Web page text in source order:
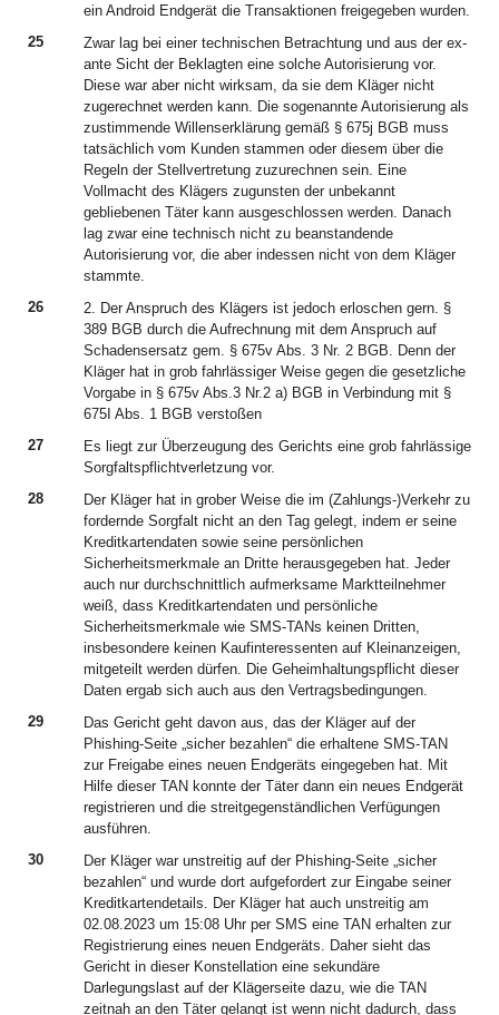
ein Android Endgerät die Transaktionen freigegeben wurden.
25
Zwar lag bei einer technischen Betrachtung und aus der ex-
ante Sicht der Beklagten eine solche Autorisierung vor.
Diese war aber nicht wirksam, da sie dem Kläger nicht
zugerechnet werden kann. Die sogenannte Autorisierung als
zustimmende Willenserklärung gemäß § 675j BGB muss
tatsächlich vom Kunden stammen oder diesem über die
Regeln der Stellvertretung zuzurechnen sein. Eine
Vollmacht des Klägers zugunsten der unbekannt
gebliebenen Täter kann ausgeschlossen werden. Danach
lag zwar eine technisch nicht zu beanstandende
Autorisierung vor, die aber indessen nicht von dem Kläger
stammte.
26
2. Der Anspruch des Klägers ist jedoch erloschen gern. §
389 BGB durch die Aufrechnung mit dem Anspruch auf
Schadensersatz gem. § 675v Abs. 3 Nr. 2 BGB. Denn der
Kläger hat in grob fahrlässiger Weise gegen die gesetzliche
Vorgabe in § 675v Abs.3 Nr.2 a) BGB in Verbindung mit §
675I Abs. 1 BGB verstoßen
27
Es liegt zur Überzeugung des Gerichts eine grob fahrlässige
Sorgfaltspflichtverletzung vor.
28
Der Kläger hat in grober Weise die im (Zahlungs-)Verkehr zu
fordernde Sorgfalt nicht an den Tag gelegt, indem er seine
Kreditkartendaten sowie seine persönlichen
Sicherheitsmerkmale an Dritte herausgegeben hat. Jeder
auch nur durchschnittlich aufmerksame Marktteilnehmer
weiß, dass Kreditkartendaten und persönliche
Sicherheitsmerkmale wie SMS-TANs keinen Dritten,
insbesondere keinen Kaufinteressenten auf Kleinanzeigen,
mitgeteilt werden dürfen. Die Geheimhaltungspflicht dieser
Daten ergab sich auch aus den Vertragsbedingungen.
29
Das Gericht geht davon aus, das der Kläger auf der
Phishing-Seite „sicher bezahlen“ die erhaltene SMS-TAN
zur Freigabe eines neuen Endgeräts eingegeben hat. Mit
Hilfe dieser TAN konnte der Täter dann ein neues Endgerät
registrieren und die streitgegenständlichen Verfügungen
ausführen.
30
Der Kläger war unstreitig auf der Phishing-Seite „sicher
bezahlen“ und wurde dort aufgefordert zur Eingabe seiner
Kreditkartendetails. Der Kläger hat auch unstreitig am
02.08.2023 um 15:08 Uhr per SMS eine TAN erhalten zur
Registrierung eines neuen Endgeräts. Daher sieht das
Gericht in dieser Konstellation eine sekundäre
Darlegungslast auf der Klägerseite dazu, wie die TAN
zeitnah an den Täter gelangt ist wenn nicht dadurch, dass